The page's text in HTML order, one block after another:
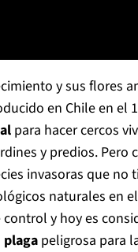
y sus flores
en Chile en el
para hacer cercos
y predios. Pero
invasoras que no
naturales en
y hoy es
plaga peligrosa para